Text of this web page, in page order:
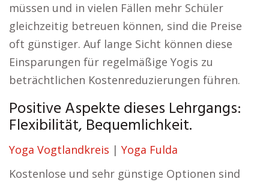
müssen und in vielen Fällen mehr Schüler
gleichzeitig betreuen können, sind die Preise
oft günstiger. Auf lange Sicht können diese
Einsparungen für regelmäßige Yogis zu
beträchtlichen Kostenreduzierungen führen.
Positive Aspekte dieses Lehrgangs:
Flexibilität, Bequemlichkeit.
Yoga Vogtlandkreis | Yoga Fulda
Kostenlose und sehr günstige Optionen sind